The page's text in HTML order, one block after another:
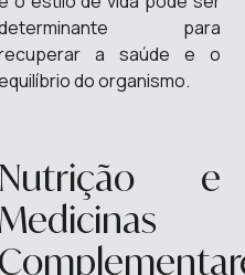
para
a saúde e o
do organismo.
Nutrição e
Medicinas